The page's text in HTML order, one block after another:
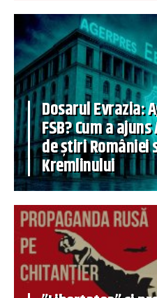
Dosarul Evrazia:
FSB? Cum a
de știri României
Kremlinului